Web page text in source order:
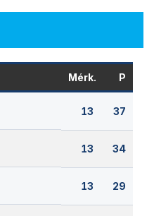
Mérk. P
13 37
13 34
13 29